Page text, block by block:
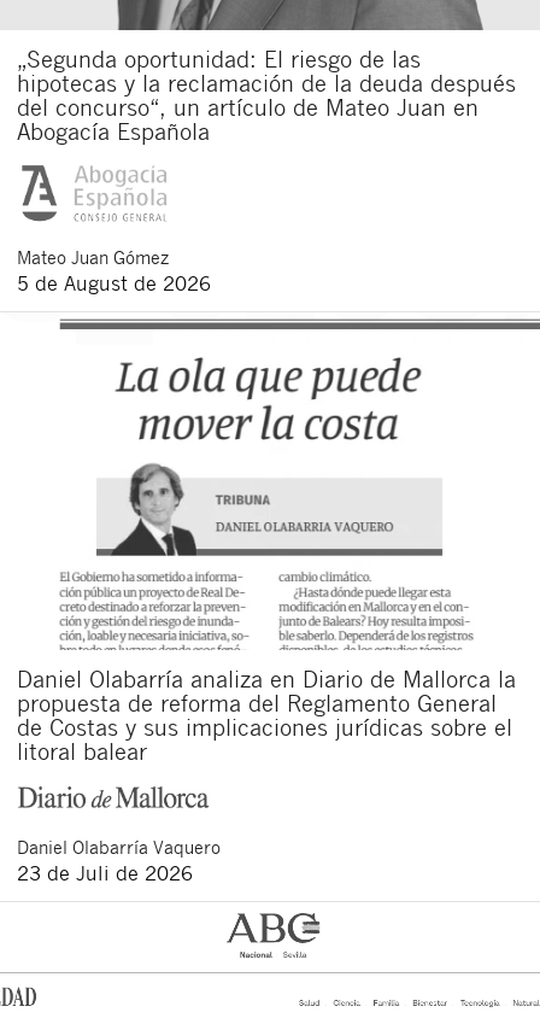
„Segunda oportunidad: El riesgo de las
hipotecas y la reclamación de la deuda después
del concurso“, un artículo de Mateo Juan en
Abogacía Española
Mateo Juan Gómez
5 de August de 2026
Daniel Olabarría analiza en Diario de Mallorca la
propuesta de reforma del Reglamento General
de Costas y sus implicaciones jurídicas sobre el
litoral balear
Daniel Olabarría Vaquero
23 de Juli de 2026